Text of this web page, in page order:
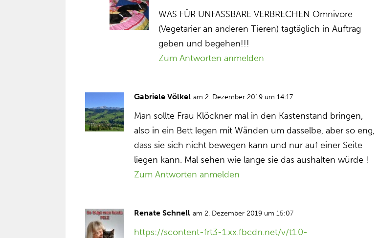
WAS FÜR UNFASSBARE VERBRECHEN Omnivore
(Vegetarier an anderen Tieren) tagtäglich in Auftrag
geben und begehen!!!
Zum Antworten anmelden
Gabriele Völkel am 2. Dezember 2019 um 14:17
Man sollte Frau Klöckner mal in den Kastenstand bringen,
also in ein Bett legen mit Wänden um dasselbe, aber so eng,
dass sie sich nicht bewegen kann und nur auf einer Seite
liegen kann. Mal sehen wie lange sie das aushalten würde !
Zum Antworten anmelden
Renate Schnell am 2. Dezember 2019 um 15:07
https://scontent-frt3-1.xx.fbcdn.net/v/t1.0-